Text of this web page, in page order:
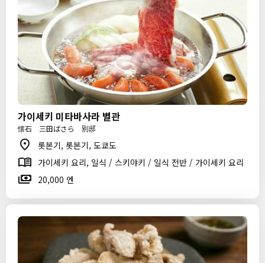
가이세키 미타바사라 별관
懐石 三田ばさら 別邸
롯본기, 롯본기, 도쿄도
가이세키 요리, 일식 / 스키야키 / 일식 전반 / 가이세키 요리
20,000 엔